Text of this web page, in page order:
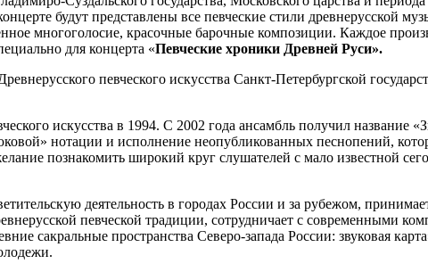
будут представлены все певческие стили древнерусской
многоголосие, красочные барочные композиции. Каждое
для концерта «Певческие хроники Древней Руси».
певческого искусства Санкт-Петербургской
искусства в 1994. С 2002 года ансамбль получил название
нотации и исполнение неопубликованных песнопений,
познакомить широкий круг слушателей с мало известной
деятельность в городах России и за рубежом,
певческой традиции, сотрудничает с современными
сакральные пространства Северо-запада России: звуковая